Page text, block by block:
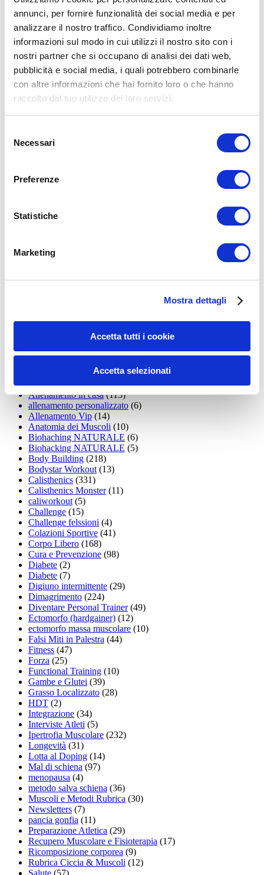
annunci, per fornire funzionalità dei social media e per
analizzare il nostro traffico. Condividiamo inoltre
informazioni sul modo in cui utilizzi il nostro sito con i
nostri partner che si occupano di analisi dei dati web,
pubblicità e social media, i quali potrebbero combinarle
con altre informazioni che hai fornito loro o che hanno
raccolto dal tuo utilizzo dei loro servizi.
delNecessari
Preferenze
Statistiche
Marketing
Mostra dettagli
Accetta tutti i cookie
Accetta selezionati
ALLENATI CON ME!
35workout
addominali scolpiti(39)
Allenamento(1.800)
Allenamento aerobico
(16)
Allenamento Braccia(9)
Allenamento con il TRX(36)
Allenamento funzionale(6)
Allenamento ibrido(9)
Allenamento in casa(113)
allenamento personalizzato (6)
Allenamento Vip (14)
Anatomia dei Muscoli (10)
Biohaching NATURALE (6)
Biohacking NATURALE (5)
Body Building (218)
Bodystar Workout(13)
Calisthenics (331)
Calisthenics Monster(11)
caliworkout(5)
Challenge (15)
Challenge felssioni (4)
Colazioni Sportive (41)
Corpo Libero (168)
Cura e Prevenzione (98)
Diabete (2)
Diabete (7)
Digiuno intermittente (29)
Dimagrimento (224)
Diventare Personal Trainer(49)
Ectomorfo (hardgainer) (12)
ectomorfo massa muscolare (10)
Falsi Miti in Palestra (44)
Fitness (47)
Forza (25)
Functional Training (10)
Gambe e Glutei (39)
Grasso Localizzato (28)
HDT (2)
Integrazione (34)
Interviste Atleti (5)
Ipertrofia Muscolare (232)
Longevità (31)
Lotta al Doping (14)
Mal di schiena (97)
menopausa (4)
metodo salva schiena (36)
Muscoli e Metodi Rubrica (30)
Newsletters (7)
pancia gonfia (11)
Preparazione Atletica (29)
Recupero Muscolare e Fisioterapia (17)
Ricomposizione corporea (9)
Rubrica Ciccia & Muscoli (12)